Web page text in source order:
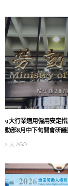
9大行業適用僱用安定
動部8月中下旬開會研
2 天 AGO